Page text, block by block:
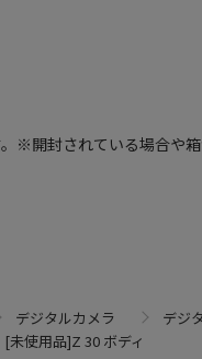
※開封されている場合や
デジタルカメラ デジ
[未使用品]Z 30 ボディ